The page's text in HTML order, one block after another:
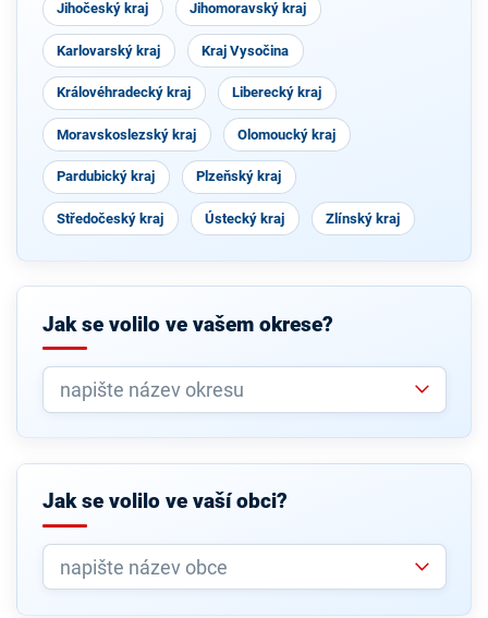
Jihočeský kraj Jihomoravský kraj
Karlovarský kraj Kraj Vysočina
Královéhradecký kraj Liberecký kraj
Moravskoslezský kraj Olomoucký kraj
Pardubický kraj Plzeňský kraj
Středočeský kraj Ústecký kraj Zlínský kraj
Jak se volilo ve vašem okrese?
Jak se volilo ve vaší obci?